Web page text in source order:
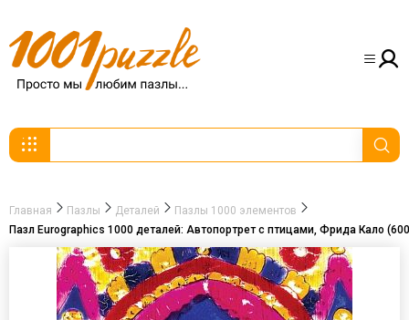
Главная Пазлы Деталей
Пазлы 1000 элементов
Пазл Eurographics 1000 деталей: Автопортрет с птицами, Фрида Кало